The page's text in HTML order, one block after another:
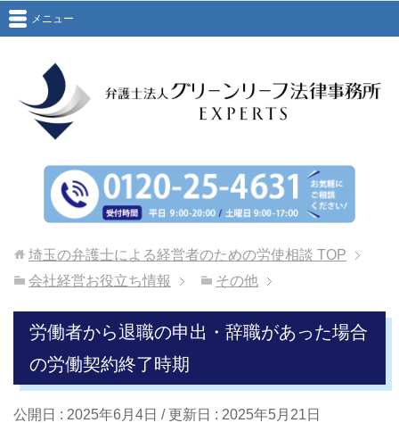
メニュー
埼玉の弁護士による経営者のための労使相談 TOP
会社経営お役立ち情報
その他
労働者から退職の申出・辞職があった場合
の労働契約終了時期
公開日 : 2025年6月4日 / 更新日 : 2025年5月21日